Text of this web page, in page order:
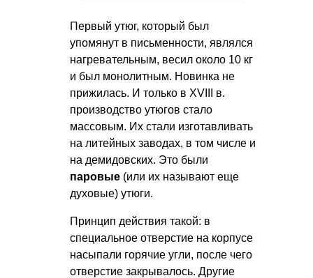
Первый утюг, который был
упомянут в письменности, являлся
нагревательным, весил около 10 кг
и был монолитным. Новинка не
прижилась. И только в XVIII в.
производство утюгов стало
массовым. Их стали изготавливать
на литейных заводах, в том числе и
на демидовских. Это были
паровые (или их называют еще
духовые) утюги.
Принцип действия такой: в
специальное отверстие на корпусе
насыпали горячие угли, после чего
отверстие закрывалось. Другие